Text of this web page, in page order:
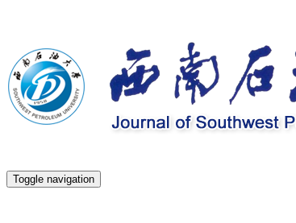
Toggle navigation